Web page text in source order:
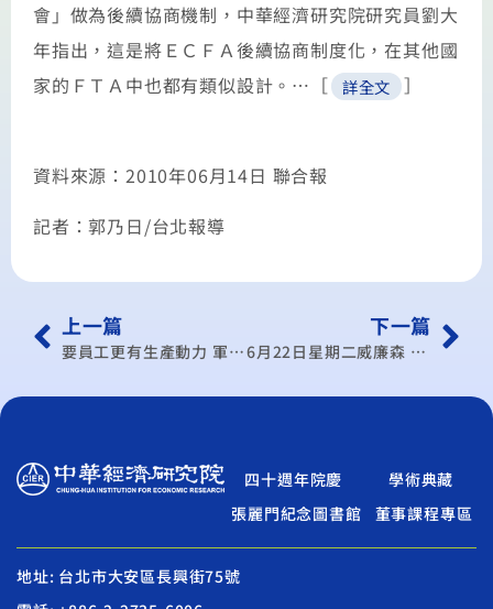
會」做為後續協商機制，中華經濟研究院研究員劉大
年指出，這是將ＥＣＦＡ後續協商制度化，在其他國
家的ＦＴＡ中也都有類似設計。…［
詳全文 ］
資料來源：2010年06月14日 聯合報
記者：郭乃日/台北報導
上一篇
要員工更有生產動力 軍事化管理需調整
下一篇
6月22日星期二威廉森 暢談交易成本
四十週年院慶
學術典藏
張麗門紀念圖書館
董事課程專區
地址: 台北市大安區長興街75號